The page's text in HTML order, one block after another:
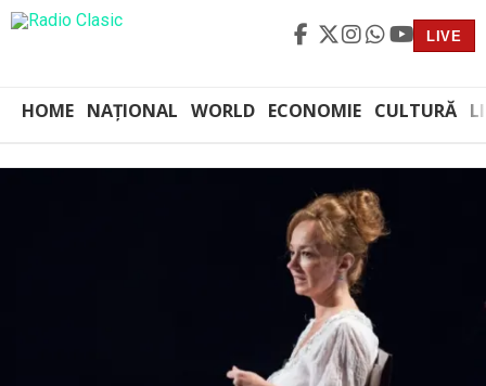
LIVE
HOME NAȚIONAL WORLD ECONOMIE CULTURĂ